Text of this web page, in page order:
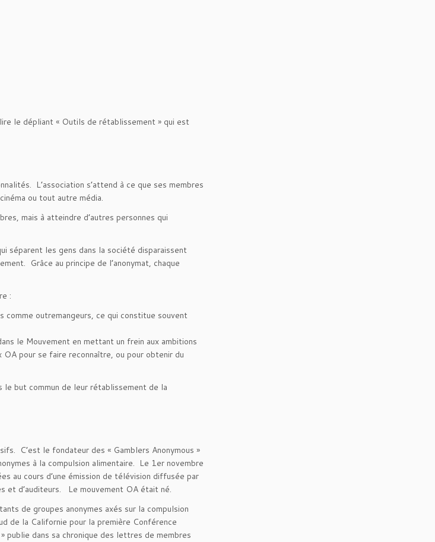
le dépliant « Outils de rétablissement » qui est
L’association s’attend à ce que ses membres
ou tout autre média.
mais à atteindre d’autres personnes qui
séparent les gens dans la société disparaissent
Grâce au principe de l’anonymat, chaque
:
comme outremangeurs, ce qui constitue souvent
le Mouvement en mettant un frein aux ambitions
pour se faire reconnaître, ou pour obtenir du
le but commun de leur rétablissement de la
C’est le fondateur des « Gamblers Anonymous »
à la compulsion alimentaire. Le 1er novembre
au cours d’une émission de télévision diffusée par
et d’auditeurs. Le mouvement OA était né.
de groupes anonymes axés sur la compulsion
de la Californie pour la première Conférence
publie dans sa chronique des lettres de membres